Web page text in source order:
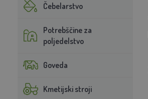
Čebelarstvo
Potrebščine za
poljedelstvo
Goveda
Kmetijski stroji